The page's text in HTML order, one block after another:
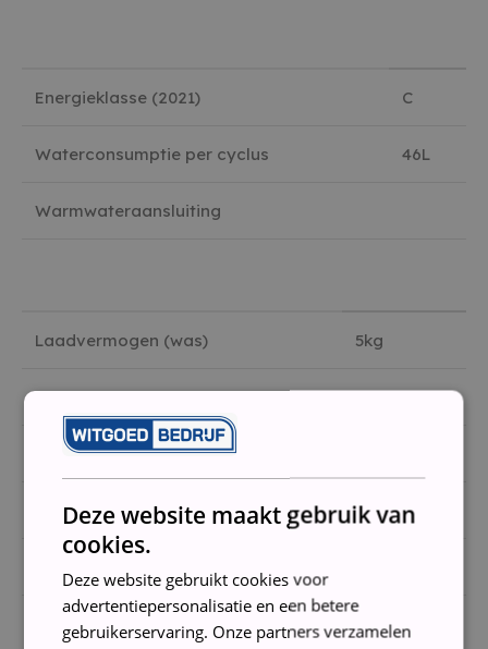
Energieklasse (2021) C
Waterconsumptie per cyclus 46L
Warmwateraansluiting
Laadvermogen (was) 5kg
Toerental centrifuge 1.400rpm
Droogresultaat
Geluidsniveau wassen 60dB(A)
Deze website maakt gebruik van
cookies.
Deze website gebruikt cookies voor
advertentiepersonalisatie en een betere
gebruikerservaring. Onze partners verzamelen